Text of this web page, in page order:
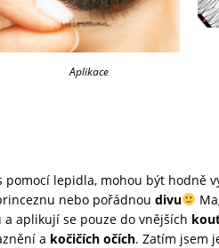
Aplikace
pomocí lepidla, mohou být hodně
nebo pořádnou divu
aplikují se pouze do vnějších
a kočičích očích. Zatím jsem